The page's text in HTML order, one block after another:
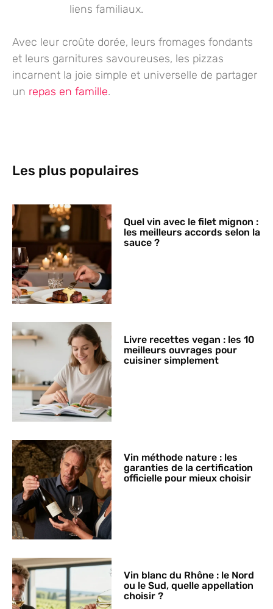
liens familiaux.
Avec leur croûte dorée, leurs fromages fondants
et leurs garnitures savoureuses, les pizzas
incarnent la joie simple et universelle de partager
un repas en famille.
Les plus populaires
Quel vin avec le filet mignon :
les meilleurs accords selon la
sauce ?
Livre recettes vegan : les 10
meilleurs ouvrages pour
cuisiner simplement
Vin méthode nature : les
garanties de la certification
officielle pour mieux choisir
Vin blanc du Rhône : le Nord
ou le Sud, quelle appellation
choisir ?